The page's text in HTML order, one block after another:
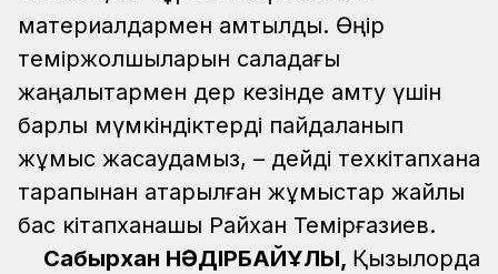
материалдармен қамтылды. Өңір
теміржолшыларын саладағы
жаңалықтармен дер кезінде қамту үшін
барлық мүмкіндіктерді пайдаланып
жұмыс жасаудамыз, – дейді техкітапхана
тарапынан атқарылған жұмыстар жайлы
бас кітапханашы Райхан Темірғазиев.
Сабырхан НӘДІРБАЙҰЛЫ, Қызылорда